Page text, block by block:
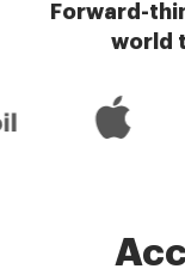
Forward-
world